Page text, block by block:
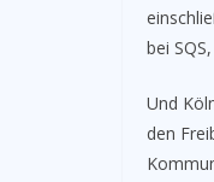
bei
Und
den